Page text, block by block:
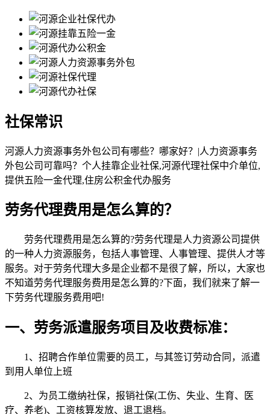
社保常识
河源人力资源事务外包公司有哪些？哪家好？|人力资源事务
外包公司可靠吗？个人挂靠企业社保,河源代理社保中介单位,
提供五险一金代理,住房公积金代办服务
劳务代理费用是怎么算的？
劳务代理费用是怎么算的?劳务代理是人力资源公司提供
的一种人力资源服务，包括人事管理、人事管理、提供人才等
服务。对于劳务代理大多是企业都不是很了解，所以，大家也
不知道劳务代理服务费用是怎么算的?下面，我们就来了解一
下劳务代理服务费用吧!
一、劳务派遣服务项目及收费标准：
1、招聘合作单位需要的员工，与其签订劳动合同，派遣
到用人单位上班
2、为员工缴纳社保，报销社保(工伤、失业、生育、医
疗、养老)、工资核算发放、退工退档。